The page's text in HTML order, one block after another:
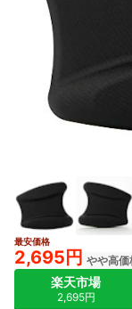
最安価格
2,695円 やや高価
楽天市場
2,695円